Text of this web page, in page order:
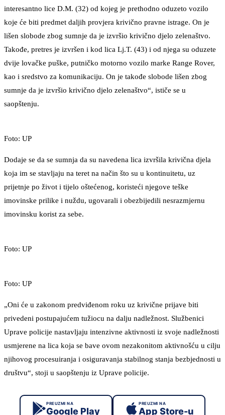
interesantno lice D.M. (32) od kojeg je prethodno oduzeto vozilo
koje će biti predmet daljih provjera krivično pravne istrage. On je
lišen slobode zbog sumnje da je izvršio krivično djelo zelenaštvo.
Takođe, pretres je izvršen i kod lica Lj.T. (43) i od njega su oduzete
dvije lovačke puške, putničko motorno vozilo marke Range Rover,
kao i sredstvo za komunikaciju. On je takođe slobode lišen zbog
sumnje da je izvršio krivično djelo zelenaštvo“, ističe se u
saopštenju.
Foto: UP
Dodaje se da se sumnja da su navedena lica izvršila krivična djela
koja im se stavljaju na teret na način što su u kontinuitetu, uz
prijetnje po život i tijelo oštećenog, koristeći njegove teške
imovinske prilike i nuždu, ugovarali i obezbijedili nesrazmjernu
imovinsku korist za sebe.
Foto: UP
Foto: UP
„Oni će u zakonom predviđenom roku uz krivične prijave biti
privedeni postupajućem tužiocu na dalju nadležnost. Službenici
Uprave policije nastavljaju intenzivne aktivnosti iz svoje nadležnosti
usmjerene na lica koja se bave ovom nezakonitom aktivnošću u cilju
njihovog procesuiranja i osiguravanja stabilnog stanja bezbjednosti u
društvu“, stoji u saopštenju iz Uprave policije.
PREUZMI NA
Google Play
PREUZMI NA
App Store-u